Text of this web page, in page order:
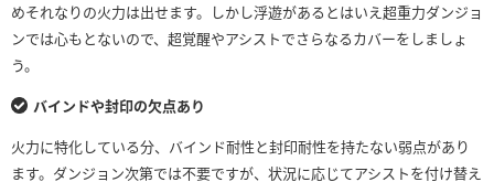
めそれなりの火力は出せます。しかし浮遊があるとはいえ超重力ダンジョ
ンでは心もとないので、超覚醒やアシストでさらなるカバーをしましょ
う。
バインドや封印の欠点あり
火力に特化している分、バインド耐性と封印耐性を持たない弱点があり
ます。ダンジョン次第では不要ですが、状況に応じてアシストを付け替え